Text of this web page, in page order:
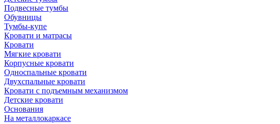
Подвесные тумбы
Обувницы
Тумбы-купе
Кровати и матрасы
Кровати
Мягкие кровати
Корпусные кровати
Односпальные кровати
Двухспальные кровати
Кровати с подъемным механизмом
Детские кровати
Основания
На металлокаркасе